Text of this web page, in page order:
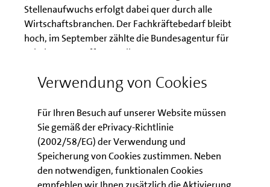
Verwendung von Cookies
Für Ihren Besuch auf unserer Website müssen
Sie gemäß der ePrivacy-Richtlinie
(2002/58/EG) der Verwendung und
Speicherung von Cookies zustimmen. Neben
den notwendigen, funktionalen Cookies
Stellenaufwuchs erfolgt dabei quer durch alle
Wirtschaftsbranchen. Der Fachkräftebedarf bleibt
hoch, im September zählte die Bundesagentur für
Arbeit 21.790 offene Stellen.
Materialmangel belastet Bauwirtschaft
ersten acht Monaten gegenüber dem
Vorjahreszeitraum um 10 Prozent auf 10.783
eingebrochen. Auf den Baustellen bremsen ne-ben
dem Fachkräftemangel auch Lieferengpässe und
Preissteigerungen bei den Baumaterialien – knapp 18